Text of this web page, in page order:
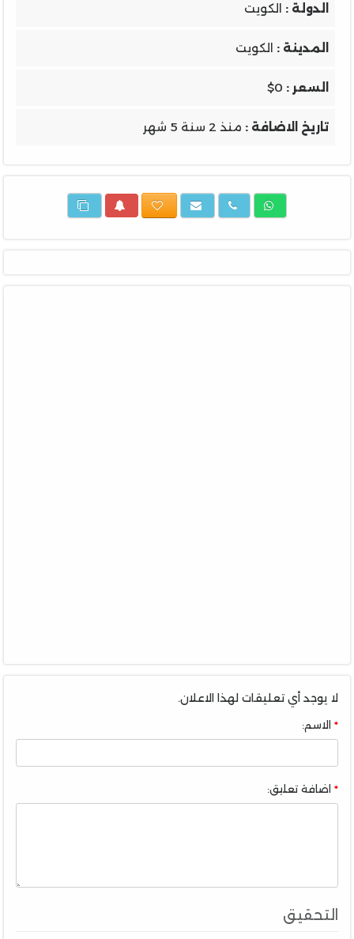
الدولة : الكويت
المدينة : الكويت
السعر : $0
تاريخ الاضافة : منذ 2 سنة 5 شهر
لا يوجد أي تعليقات لهذا الاعلان.
الاسم:
اضافة تعليق:
التحقيق